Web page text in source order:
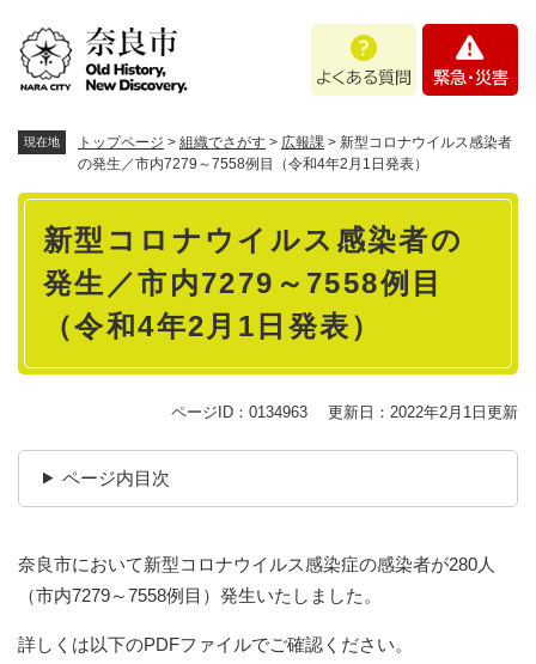
あ
問
・
現在地 トップページ > 組織でさがす > 広報課 > 新型コロナウイルス感染者
の発生／市内7279～7558例目（令和4年2月1日発表）
本
新型コロナウイルス感染者の
発生／市内7279～7558例目
（令和4年2月1日発表）
ページID：0134963 更新日：2022年2月1日更新
ページ内目次
奈良市において新型コロナウイルス感染症の感染者が280人
（市内7279～7558例目）発生いたしました。
詳しくは以下のPDFファイルでご確認ください。